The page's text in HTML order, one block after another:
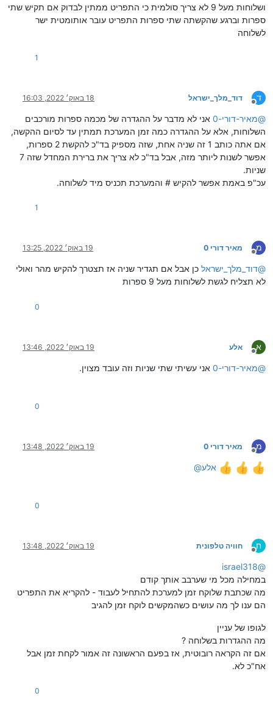
ושלוחות מעל 9 לא צריך סולמית כי התפריט ממתין לבדוק אם תקיש שתי
ספרות וברגע שהקשתה שתי ספרות התפריט עובר אותומטית ישר
לשלוחה
1
ד
מנותק
דוד_מלך_ישראל 18 באוק׳ 2022, 16:03
@מאיר-דורי-0
אני לא מדבר על ההגדרה של מכמה ספרות מורכבים
השלוחות, אלא על ההגדרה כמה זמן המערכת תמתין עד לסיום ההקשה,
אם אתה כותב 1 זה שניה אחת, שזה מספיק בד"כ להקשת 2 ספרות,
אפשר לשנות ליותר מזה, אבל בד"כ לא צריך את ברירת המחדל שזה 7
שניות.
עכ"פ באמת אפשר להקיש # והמערכת תכניס מיד לשלוחה.
1
מ
מנותק
מאיר דורי 0 19 באוק׳ 2022, 13:25
@דוד_מלך_ישראל כן אבל אם תגדיר שניה אז תצטרך להקיש מהר ואולי
לא תצליח לגשת לשלוחות מעל 9 ספרות
0
א
מנותק
אלע 19 באוק׳ 2022, 13:46
@מאיר-דורי-0 אני עשיתי שתי שניות וזה עובד מצוין.
0
מ
מנותק
מאיר דורי 0 19 באוק׳ 2022, 13:48
@אלע
0
ח
מנותק
חוויה טלפונית 19 באוק׳ 2022, 13:48
@
israel318
במחילה מכל מי שערבב אותך קודם
מה שכתבת שלוקח זמן למערכת להתחיל לעבוד - להקריא את התפריט
הם ענו לך מה עושים כשהמקשים לוקח זמן להגיב
לגופו של עניין
מה ההגדרות בשלוחה ?
אם זה הקראה רובוטית, אז בפעם הראשונה זה אמור לקחת זמן אבל
אח"כ לא.
0